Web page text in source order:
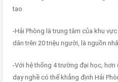
tạo
-Hải Phòng là trung tâm của khu
dân trên 20 triệu người, là nguồn
-Với hệ thống 4 trường đại học,
dạy nghề có thể khẳng định Hải